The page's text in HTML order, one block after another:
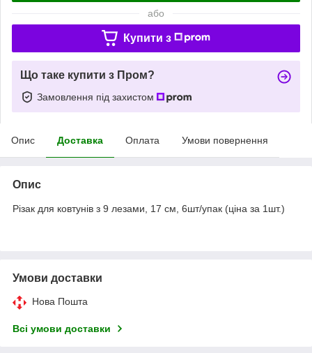
або
Купити з
Що таке купити з Пром?
Замовлення під захистом
Опис Доставка Оплата Умови повернення
Опис
Різак для ковтунів з 9 лезами, 17 см, 6шт/упак (ціна за 1шт.)
Умови доставки
Нова Пошта
Всі умови доставки